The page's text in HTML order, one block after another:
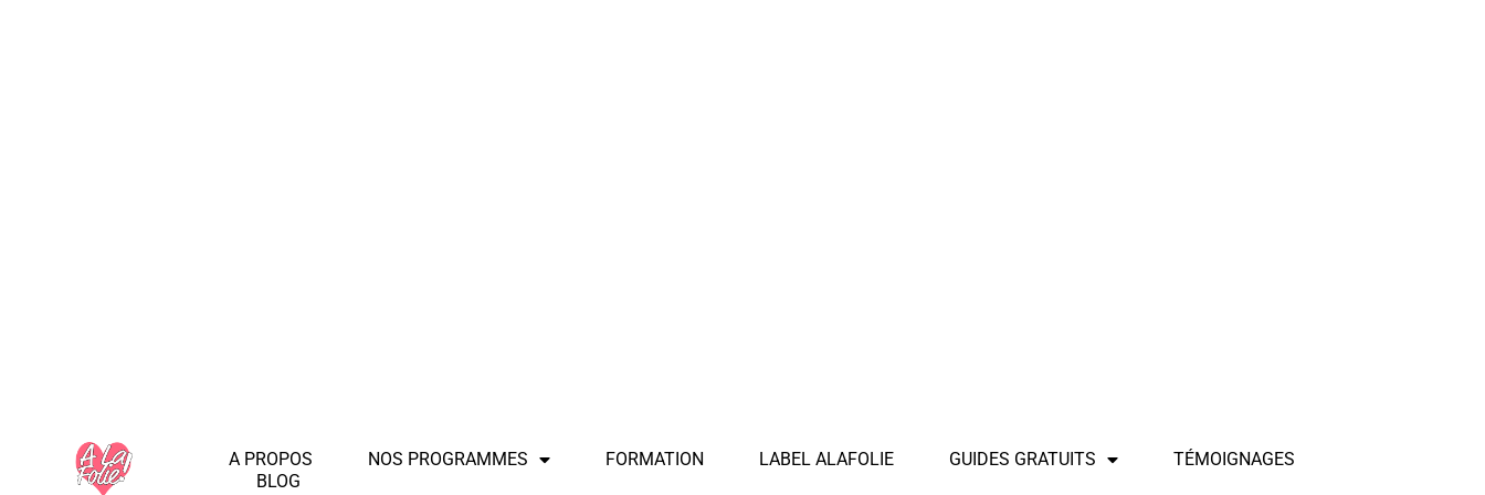
A PROPOS NOS PROGRAMMES FORMATION LABEL ALAFOLIE GUIDES GRATUITS
TÉMOIGNAGES
BLOG